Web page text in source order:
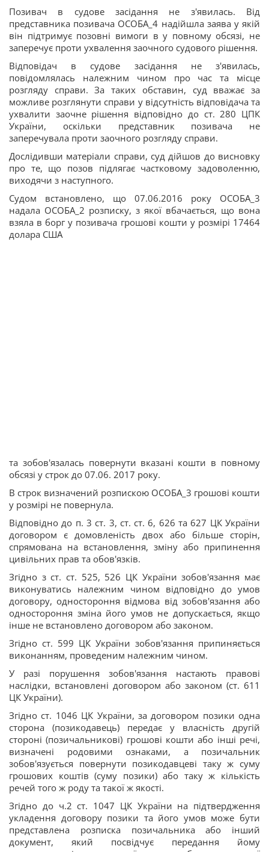
Позивач в судове засідання не з'явилась. Від
представника позивача ОСОБА_4 надійшла заява у якій
він підтримує позовні вимоги в у повному обсязі, не
заперечує проти ухвалення заочного судового рішення.
Відповідач в судове засідання не з'явилась,
повідомлялась належним чином про час та місце
розгляду справи. За таких обставин, суд вважає за
можливе розглянути справи у відсутність відповідача та
ухвалити заочне рішення відповідно до ст. 280 ЦПК
України, оскільки представник позивача не
заперечувала проти заочного розгляду справи.
Дослідивши матеріали справи, суд дійшов до висновку
про те, що позов підлягає частковому задоволенню,
виходячи з наступного.
Судом встановлено, що 07.06.2016 року ОСОБА_3
надала ОСОБА_2 розписку, з якої вбачається, що вона
взяла в борг у позивача грошові кошти у розмірі 17464
долара США
та зобов'язалась повернути вказані кошти в повному
обсязі у строк до 07.06. 2017 року.
В строк визначений розпискою ОСОБА_3 грошові кошти
у розмірі не повернула.
Відповідно до п. 3 ст. 3, ст. ст. 6, 626 та 627 ЦК України
договором є домовленість двох або більше сторін,
спрямована на встановлення, зміну або припинення
цивільних прав та обов'язків.
Згідно з ст. ст. 525, 526 ЦК України зобов'язання має
виконуватись належним чином відповідно до умов
договору, одностороння відмова від зобов'язання або
одностороння зміна його умов не допускається, якщо
інше не встановлено договором або законом.
Згідно ст. 599 ЦК України зобов'язання припиняється
виконанням, проведеним належним чином.
У разі порушення зобов'язання настають правові
наслідки, встановлені договором або законом (ст. 611
ЦК України).
Згідно ст. 1046 ЦК України, за договором позики одна
сторона (позикодавець) передає у власність другій
стороні (позичальникові) грошові кошти або інші речі,
визначені родовими ознаками, а позичальник
зобов'язується повернути позикодавцеві таку ж суму
грошових коштів (суму позики) або таку ж кількість
речей того ж роду та такої ж якості.
Згідно до ч.2 ст. 1047 ЦК України на підтвердження
укладення договору позики та його умов може бути
представлена розписка позичальника або інший
документ, який посвідчує передання йому